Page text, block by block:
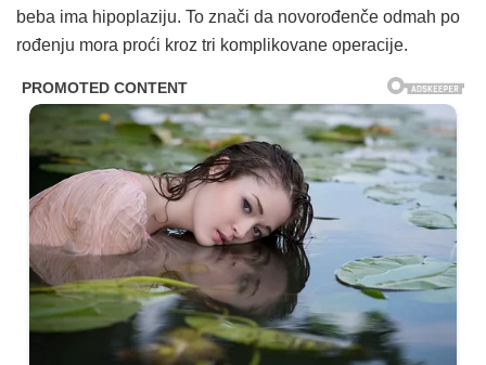
beba ima hipoplaziju. To znači da novorođenče odmah po
rođenju mora proći kroz tri komplikovane operacije.